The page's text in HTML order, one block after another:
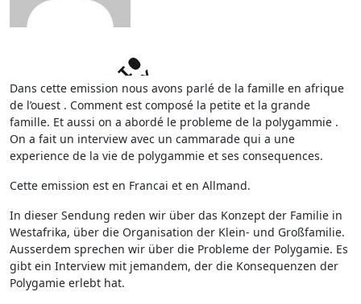
Dans cette emission nous avons parlé de la famille en afrique
de l’ouest . Comment est composé la petite et la grande
famille. Et aussi on a abordé le probleme de la polygammie .
On a fait un interview avec un cammarade qui a une
experience de la vie de polygammie et ses consequences.
Cette emission est en Francai et en Allmand.
In dieser Sendung reden wir über das Konzept der Familie in
Westafrika, über die Organisation der Klein- und Großfamilie.
Ausserdem sprechen wir über die Probleme der Polygamie. Es
gibt ein Interview mit jemandem, der die Konsequenzen der
Polygamie erlebt hat.